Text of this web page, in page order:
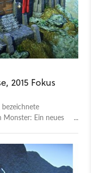
2015 Fokus
Monster: Ein neues